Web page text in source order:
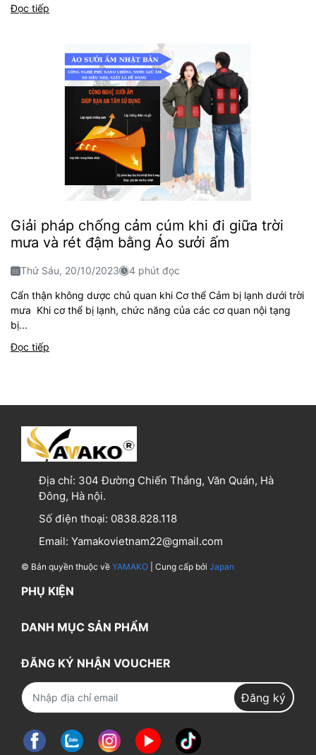
Đọc tiếp
Giải pháp chống cảm cúm khi đi giữa trời
mưa và rét đậm bằng Áo sưởi ấm
Thứ Sáu, 20/10/2023 4 phút đọc
Cẩn thận không dược chủ quan khi Cơ thể Cảm bị lạnh dưới trời
mưa Khi cơ thể bị lạnh, chức năng của các cơ quan nội tạng
bị...
Đọc tiếp
Địa chỉ: 304 Đường Chiến Thắng, Văn Quán, Hà
Đông, Hà nội.
Số điện thoại: 0838.828.118
Email: Yamakovietnam22@gmail.com
© Bản quyền thuộc về YAMAKO | Cung cấp bởi Japan
PHỤ KIỆN
DANH MỤC SẢN PHẨM
ĐĂNG KÝ NHẬN VOUCHER
Đăng ký